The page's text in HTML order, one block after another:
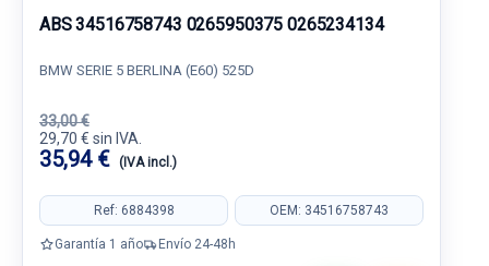
ABS 34516758743 0265950375 0265234134
BMW SERIE 5 BERLINA (E60) 525D
33,00 €
29,70 € sin IVA.
35,94 € (IVA incl.)
Ref: 6884398 OEM: 34516758743
Garantía 1 año Envío 24-48h